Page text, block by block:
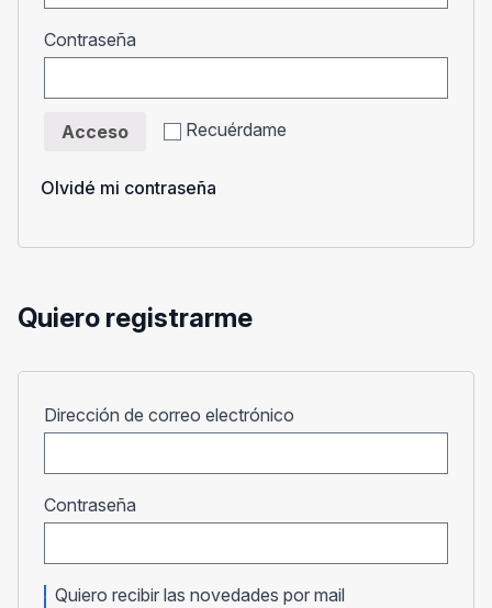
Contraseña
Recuérdame
Acceso
Olvidé mi contraseña
Quiero registrarme
Dirección de correo electrónico
Contraseña
Quiero recibir las novedades por mail